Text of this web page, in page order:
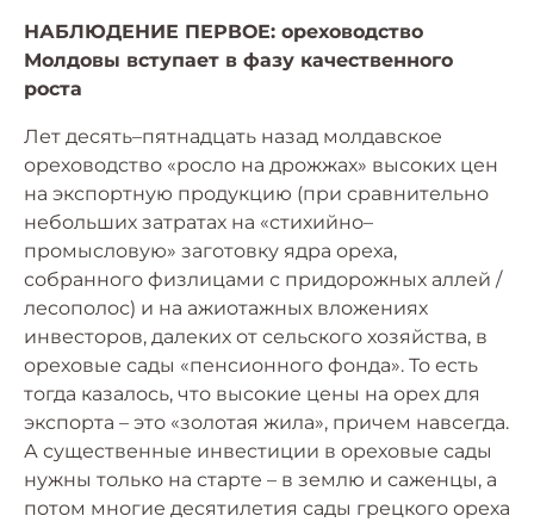
НАБЛЮДЕНИЕ ПЕРВОЕ: ореховодство
Молдовы вступает в фазу качественного
роста
Лет десять–пятнадцать назад молдавское
ореховодство «росло на дрожжах» высоких цен
на экспортную продукцию (при сравнительно
небольших затратах на «стихийно–
промысловую» заготовку ядра ореха,
собранного физлицами с придорожных аллей /
лесополос) и на ажиотажных вложениях
инвесторов, далеких от сельского хозяйства, в
ореховые сады «пенсионного фонда». То есть
тогда казалось, что высокие цены на орех для
экспорта – это «золотая жила», причем навсегда.
А существенные инвестиции в ореховые сады
нужны только на старте – в землю и саженцы, а
потом многие десятилетия сады грецкого ореха